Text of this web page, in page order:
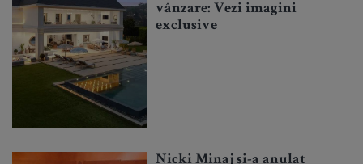
vânzare: Vezi imagini
exclusive
Nicki Minaj și-a anulat